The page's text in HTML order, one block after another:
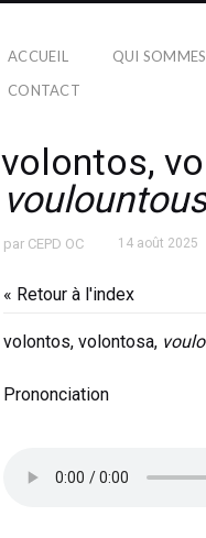
ACCUEIL QUI
CONTACT
volontos,
par CEPD OC 14 août 2025
« Retour à l'index
volontos, volontosa,
Prononciation